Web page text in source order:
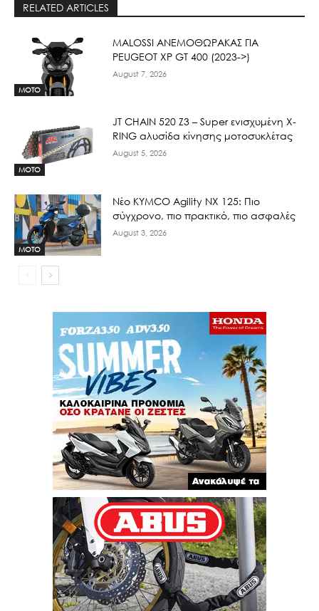
RELATED ARTICLES
MOTO
ΜΑLOSSI ΑΝΕΜΟΘΩΡΑΚΑΣ ΓΙΑ
PEUGEOT XP GT 400 (2023->)
August 7, 2026
MOTO
JT CHAIN 520 Ζ3 – Super ενισχυμένη X-
RING αλυσίδα κίνησης μοτοσυκλέτας
August 5, 2026
MOTO
Νέο KYMCO Agility NX 125: Πιο
σύγχρονο, πιο πρακτικό, πιο ασφαλές
August 3, 2026